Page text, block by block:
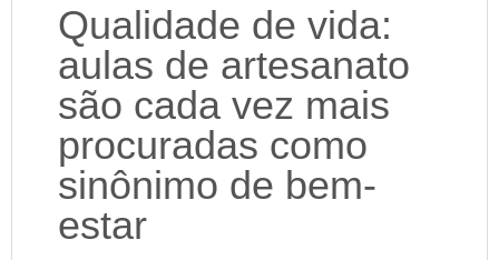
Qualidade de vida:
aulas de artesanato
são cada vez mais
procuradas como
sinônimo de bem-
estar